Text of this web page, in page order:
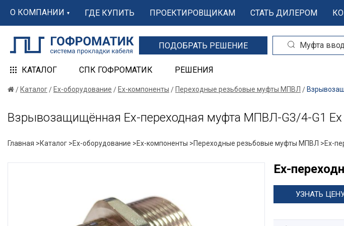
О КОМПАНИИ ГДЕ КУПИТЬ ПРОЕКТИРОВЩИКАМ СТАТЬ ДИЛЕРОМ
ПОДОБРАТЬ РЕШЕНИЕ
КАТАЛОГ СПК ГОФРОМАТИК РЕШЕНИЯ
Каталог Ex-оборудование Ex-компоненты Переходные резьбовые муфты МПВЛ
Взрывозащищённая Ex-переходная муфта МПВЛ-G3/4-G1
Главная >Каталог >Ex-оборудование >Ex-компоненты >Переходные резьбовые муфты МПВЛ >Ex-
Ex-
УЗНАТЬ